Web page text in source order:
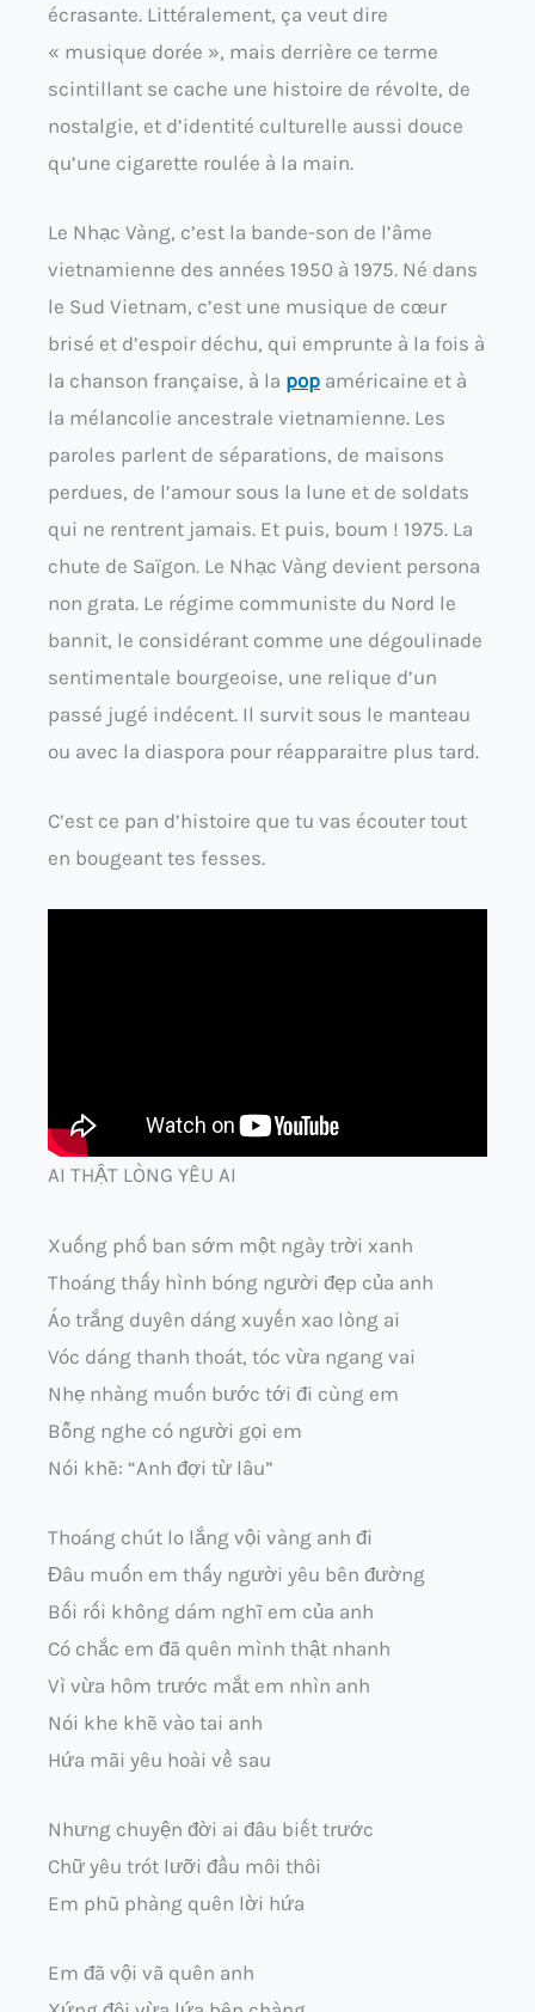
écrasante. Littéralement, ça veut dire
« musique dorée », mais derrière ce terme
scintillant se cache une histoire de révolte, de
nostalgie, et d’identité culturelle aussi douce
qu’une cigarette roulée à la main.
Le Nhạc Vàng, c’est la bande-son de l’âme
vietnamienne des années 1950 à 1975. Né dans
le Sud Vietnam, c’est une musique de cœur
brisé et d’espoir déchu, qui emprunte à la fois à
la chanson française, à la pop américaine et à
la mélancolie ancestrale vietnamienne. Les
paroles parlent de séparations, de maisons
perdues, de l’amour sous la lune et de soldats
qui ne rentrent jamais. Et puis, boum ! 1975. La
chute de Saïgon. Le Nhạc Vàng devient persona
non grata. Le régime communiste du Nord le
bannit, le considérant comme une dégoulinade
sentimentale bourgeoise, une relique d’un
passé jugé indécent. Il survit sous le manteau
ou avec la diaspora pour réapparaitre plus tard.
C’est ce pan d’histoire que tu vas écouter tout
en bougeant tes fesses.
AI THẬT LÒNG YÊU AI
Xuống phố ban sớm một ngày trời xanh
Thoáng thấy hình bóng người đẹp của anh
Áo trắng duyên dáng xuyến xao lòng ai
Vóc dáng thanh thoát, tóc vừa ngang vai
Nhẹ nhàng muốn bước tới đi cùng em
Bỗng nghe có người gọi em
Nói khẽ: “Anh đợi từ lâu”
Thoáng chút lo lắng vội vàng anh đi
Đâu muốn em thấy người yêu bên đường
Bối rối không dám nghĩ em của anh
Có chắc em đã quên mình thật nhanh
Vì vừa hôm trước mắt em nhìn anh
Nói khe khẽ vào tai anh
Hứa mãi yêu hoài về sau
Nhưng chuyện đời ai đâu biết trước
Chữ yêu trót lưỡi đầu môi thôi
Em phũ phàng quên lời hứa
Em đã vội vã quên anh